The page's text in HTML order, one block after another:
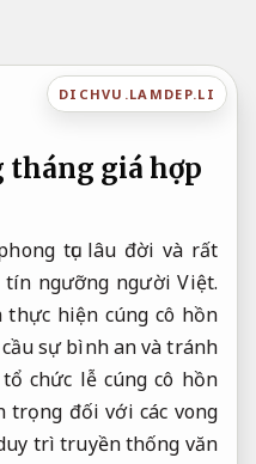
DICHVU.LAMDEP.LI
tháng giá hợp
tục lâu đời và rất
ngưỡng người Việt.
hiện cúng cô hồn
sự bình an và tránh
chức lễ cúng cô hồn
trọng đối với các vong
trì truyền thống văn